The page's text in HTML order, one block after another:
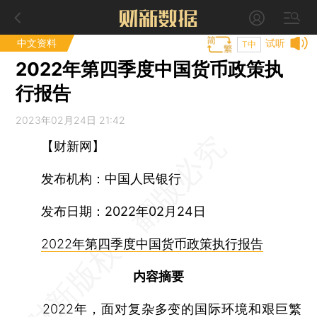
中文资料 试听
T中
2022年第四季度中国货币政策执
行报告
2023年02月24日 21:42
【财新网】
发布机构：中国人民银行
发布日期：2022年02月24日
2022年第四季度中国货币政策执行报告
内容摘要
2022年，面对复杂多变的国际环境和艰巨繁